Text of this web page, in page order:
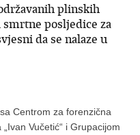
plinskih
posljedice za
da se nalaze u
Centrom za forenzična
Vučetić“ i Grupacijom